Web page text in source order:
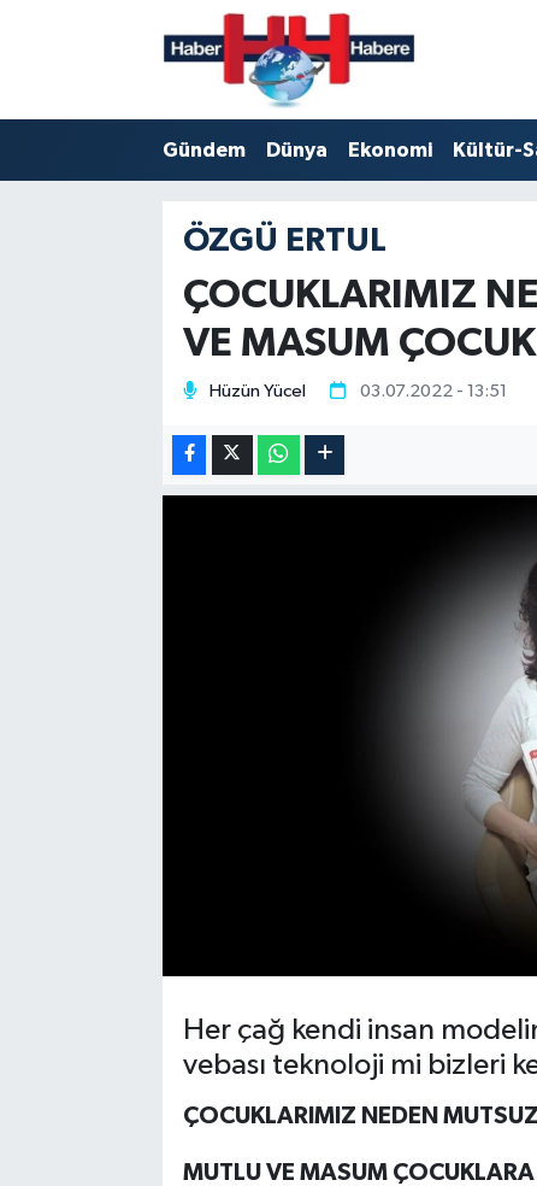
Gündem Dünya Ekonomi Kültür-
ÖZGÜ ERTUL
ÇOCUKLARIMIZ
VE MASUM
Hüzün Yücel 03.07.2022 - 13:51
Her çağ kendi insan
vebası teknoloji mi bizleri
ÇOCUKLARIMIZ NEDEN
MUTLU VE MASUM
Trafik Durumu
Tüm Manşetler
Son Dakika Haberleri